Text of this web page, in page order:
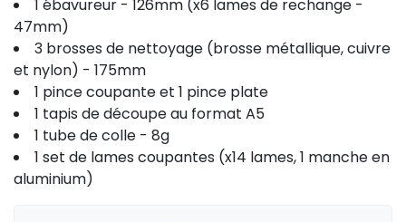
1 ébavureur - 126mm (x6 lames de rechange -
47mm)
3 brosses de nettoyage (brosse métallique, cuivre
et nylon) - 175mm
1 pince coupante et 1 pince plate
1 tapis de découpe au format A5
1 tube de colle - 8g
1 set de lames coupantes (x14 lames, 1 manche en
aluminium)